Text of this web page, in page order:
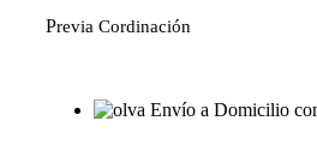
Previa Cordinación
Envío a Domicilio